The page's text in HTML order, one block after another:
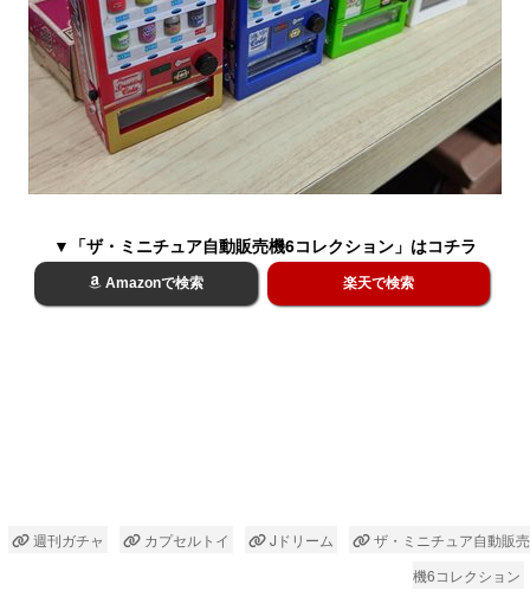
▼「ザ・ミニチュア自動販売機6コレクション」はコチラ
Amazonで検索 楽天で検索
週刊ガチャ カプセルトイ Jドリーム
ザ・ミニチュア自動販売
機6コレクション